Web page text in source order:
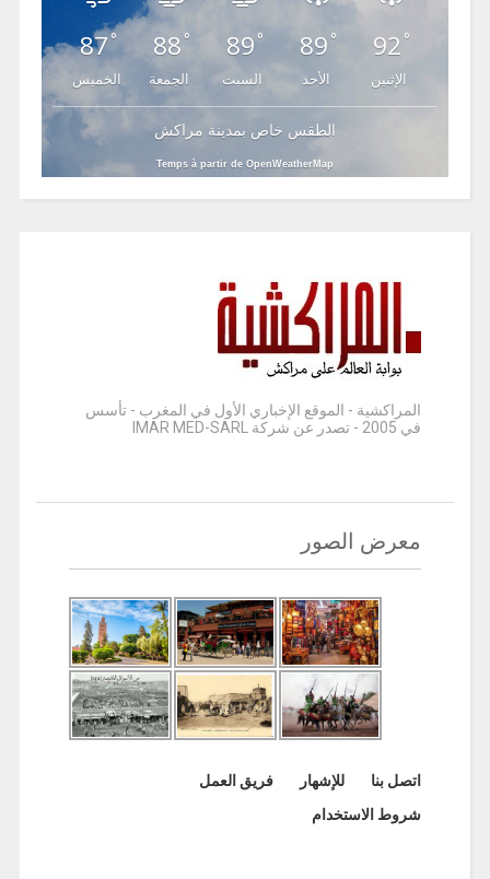
87°
الخميس
88 °
الجمعة
89°
السبت
89 °
الأحد
92 °
الإثنين
الطقس خاص بمدينة مراكش
Temps à partir de OpenWeatherMap
المراكشية - الموقع الإخباري الأول في المغرب - تأسس
في 2005 - تصدر عن شركة IMAR MED-SARL
معرض الصور
اتصل بنا للإشهار
فريق العمل
شروط الاستخدام